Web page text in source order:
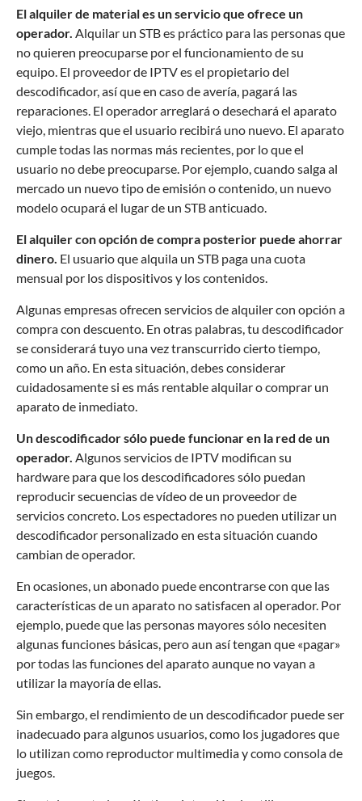
El alquiler de material es un servicio que ofrece un
operador. Alquilar un STB es práctico para las personas que
no quieren preocuparse por el funcionamiento de su
equipo. El proveedor de IPTV es el propietario del
descodificador, así que en caso de avería, pagará las
reparaciones. El operador arreglará o desechará el aparato
viejo, mientras que el usuario recibirá uno nuevo. El aparato
cumple todas las normas más recientes, por lo que el
usuario no debe preocuparse. Por ejemplo, cuando salga al
mercado un nuevo tipo de emisión o contenido, un nuevo
modelo ocupará el lugar de un STB anticuado.
El alquiler con opción de compra posterior puede ahorrar
dinero. El usuario que alquila un STB paga una cuota
mensual por los dispositivos y los contenidos.
Algunas empresas ofrecen servicios de alquiler con opción a
compra con descuento. En otras palabras, tu descodificador
se considerará tuyo una vez transcurrido cierto tiempo,
como un año. En esta situación, debes considerar
cuidadosamente si es más rentable alquilar o comprar un
aparato de inmediato.
Un descodificador sólo puede funcionar en la red de un
operador. Algunos servicios de IPTV modifican su
hardware para que los descodificadores sólo puedan
reproducir secuencias de vídeo de un proveedor de
servicios concreto. Los espectadores no pueden utilizar un
descodificador personalizado en esta situación cuando
cambian de operador.
En ocasiones, un abonado puede encontrarse con que las
características de un aparato no satisfacen al operador. Por
ejemplo, puede que las personas mayores sólo necesiten
algunas funciones básicas, pero aun así tengan que «pagar»
por todas las funciones del aparato aunque no vayan a
utilizar la mayoría de ellas.
Sin embargo, el rendimiento de un descodificador puede ser
inadecuado para algunos usuarios, como los jugadores que
lo utilizan como reproductor multimedia y como consola de
juegos.